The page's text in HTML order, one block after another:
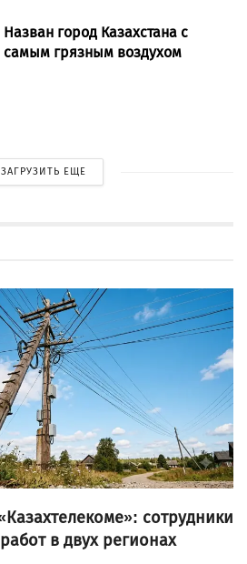
Назван город Казахстана с
самым грязным воздухом
ЗАГРУЗИТЬ ЕЩЕ
сотрудники
в двух регионах